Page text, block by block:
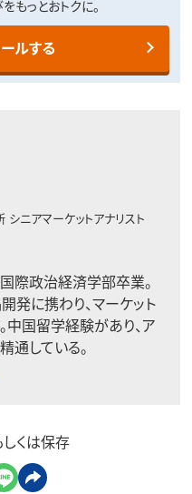
もっとおトクに。
ルする
シニアマーケットアナリスト
際政治経済学部卒業。
に携わり、マーケット
中国留学経験があり、ア
している。
くは保存